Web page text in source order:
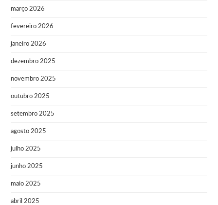
março 2026
fevereiro 2026
janeiro 2026
dezembro 2025
novembro 2025
outubro 2025
setembro 2025
agosto 2025
julho 2025
junho 2025
maio 2025
abril 2025